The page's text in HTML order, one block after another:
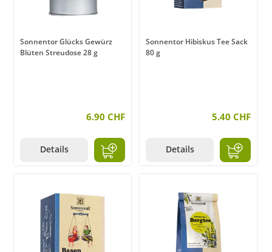
Sonnentor Glücks Gewürz
Blüten Streudose 28 g
6.90 CHF
Details
Sonnentor Hibiskus Tee Sack
80 g
5.40 CHF
Details